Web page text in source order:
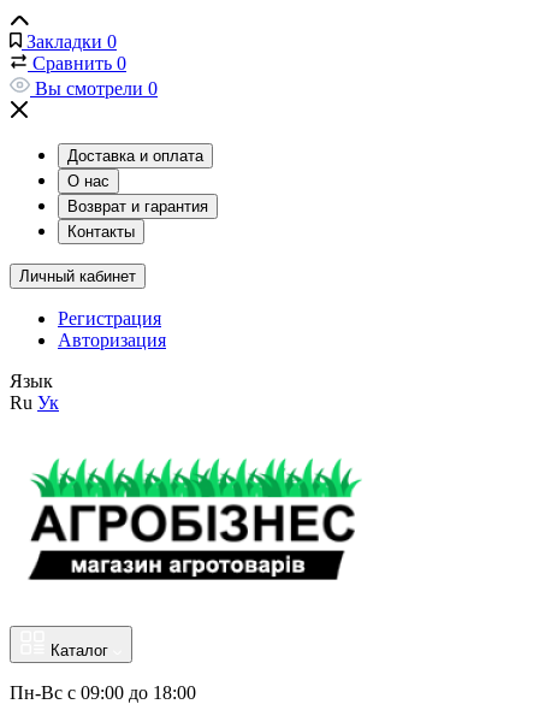
Закладки 0
Сравнить 0
Вы смотрели 0
Доставка и оплата
О нас
Возврат и гарантия
Контакты
Личный кабинет
Регистрация
Авторизация
Язык
Ru Ук
Каталог
Пн-Вс с 09:00 до 18:00